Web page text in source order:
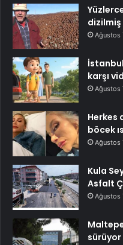
Ağustos
karşı
Ağustos
Herkes
böcek
Ağustos
Kula
Asfalt
Ağustos
sürüyor